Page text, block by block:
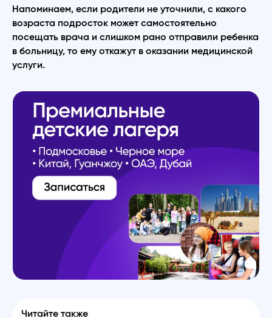
Напоминаем, если родители не уточнили, с какого
возраста подросток может самостоятельно
посещать врача и слишком рано отправили ребенка
в больницу, то ему откажут в оказании медицинской
услуги.
Читайте также